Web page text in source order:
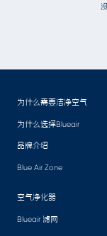
为什么需要洁净空气
为什么选择Blueair
品牌介绍
Blue Air Zone
空气净化器
Blueair 滤网